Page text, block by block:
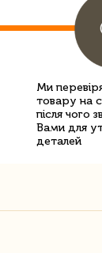
Ми
товару на
після чого
Вами для
деталей